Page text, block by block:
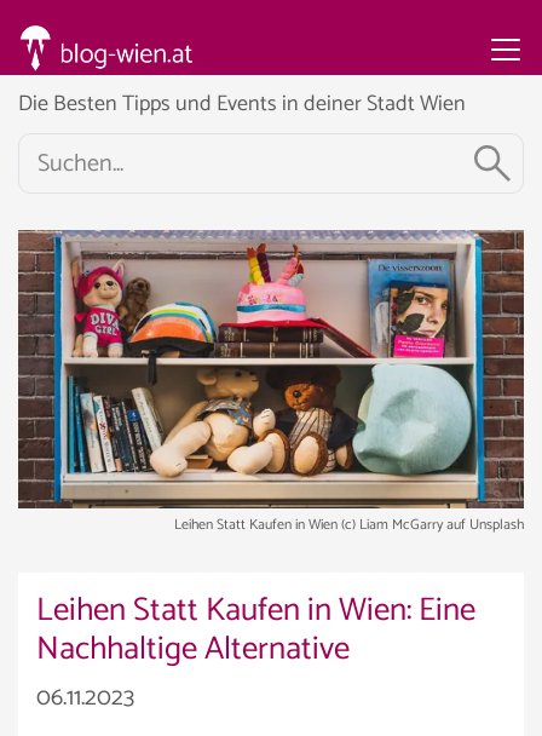
Die Besten Tipps und Events in deiner Stadt Wien
Leihen Statt Kaufen in Wien (c) Liam McGarry auf Unsplash
Leihen Statt Kaufen in Wien: Eine
Nachhaltige Alternative
06.11.2023